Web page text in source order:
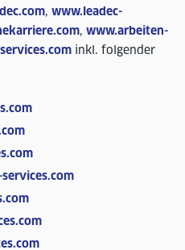
, www.leadec-
, www.arbeiten-
inkl. folgender